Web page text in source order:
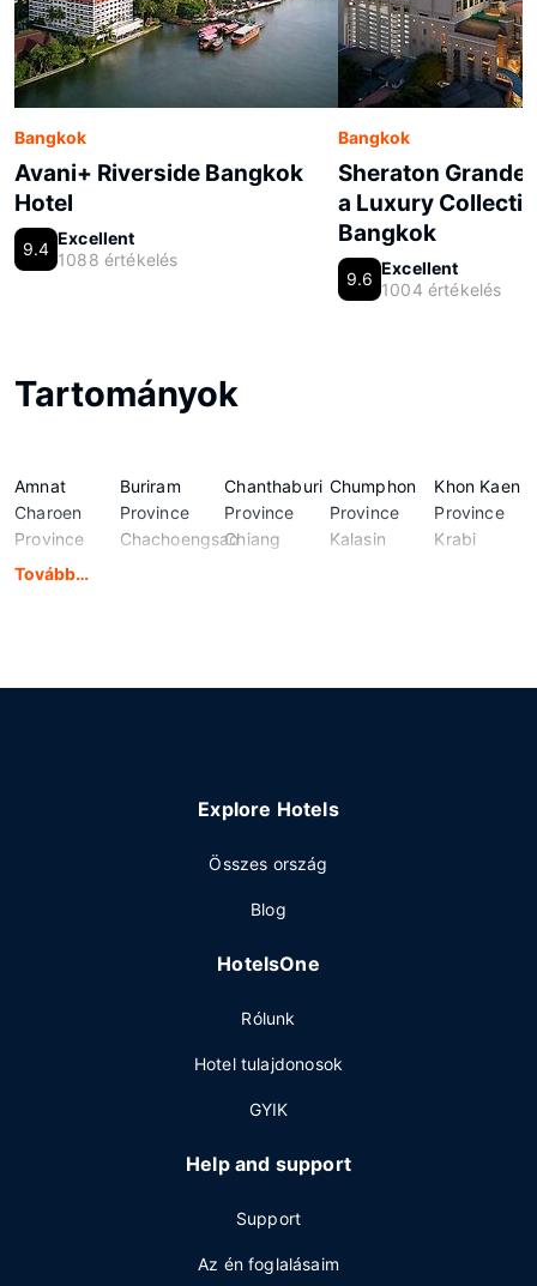
Bangkok
Avani+ Riverside Bangkok
Hotel
9.4
Excellent
1088 értékelés
Bangkok
Sheraton Grande
a Luxury
Bangkok
9.6
Excellent
1004 értékelés
Tartományok
Amnat
Charoen
Province
Ang Thong
Buriram
Province
Chachoengsao
Chanthaburi
Province
Chiang
Chumphon
Province
Kalasin
Khon Kaen
Province
Krabi
Tovább…
Explore Hotels
Összes ország
Blog
HotelsOne
Rólunk
Hotel tulajdonosok
GYIK
Help and support
Support
Az én foglalásaim